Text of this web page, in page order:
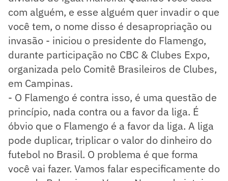
com alguém, e esse alguém quer invadir o que
você tem, o nome disso é desapropriação ou
invasão - iniciou o presidente do Flamengo,
durante participação no CBC & Clubes Expo,
organizada pelo Comitê Brasileiros de Clubes,
em Campinas.
- O Flamengo é contra isso, é uma questão de
princípio, nada contra ou a favor da liga. É
óbvio que o Flamengo é a favor da liga. A liga
pode duplicar, triplicar o valor do dinheiro do
futebol no Brasil. O problema é que forma
você vai fazer. Vamos falar especificamente do